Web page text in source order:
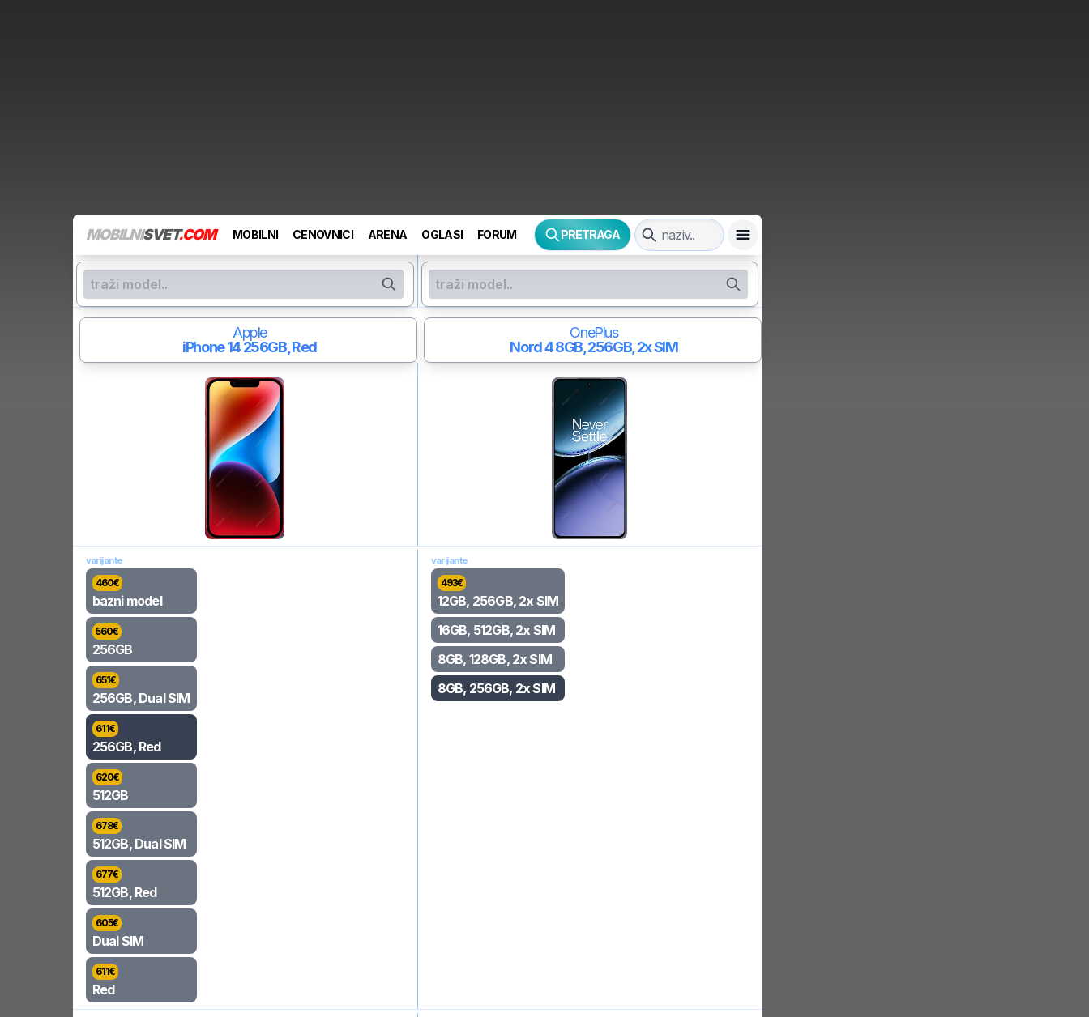
MOBILNISVET.COM MOBILNI CENOVNICI ARENA OGLASI FORUM PRETRAGA
Apple
iPhone 14256GB, Red
OnePlus
Nord 48GB, 256GB, 2x SIM
varijante
460€
bazni model
560€
256GB
651€
256GB, Dual SIM
611€
256GB, Red
620€
512GB
678€
512GB, Dual SIM
677€
512GB, Red
605€
Dual SIM
611€
Red
varijante
493€
12GB, 256GB, 2x SIM
16GB, 512GB, 2x SIM
8GB, 128GB, 2x SIM
8GB, 256GB, 2x SIM